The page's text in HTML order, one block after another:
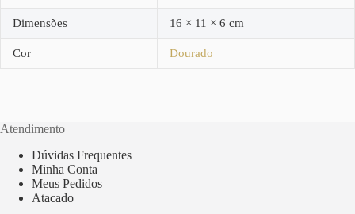
Dimensões 16 × 11 × 6 cm
Cor Dourado
Atendimento
Dúvidas Frequentes
Minha Conta
Meus Pedidos
Atacado